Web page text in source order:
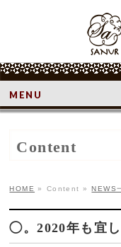
MENU
Content
HOME » Content » NEWS
◯。2020年も宜